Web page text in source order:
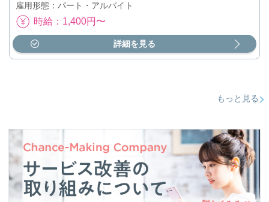
雇用形態：パート・アルバイト
時給：1,400円〜
詳細を見る
もっと見る